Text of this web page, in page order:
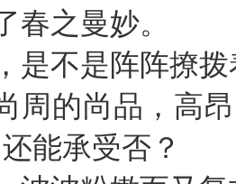
春之曼妙。
是不是阵阵撩
周的尚品，高
能承受否？